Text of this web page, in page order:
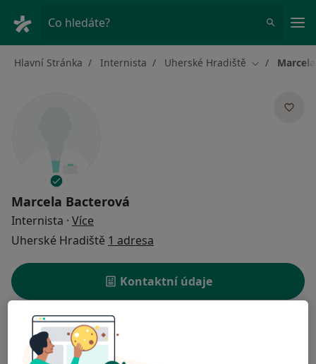
Co hledáte?
Hlavní Stránka Internista Uherské Hradiště Změna města
Marcela Bacterová
Internista · Více
Uherské Hradiště 1 adresa
Kontaktní údaje
Rezervovat termín